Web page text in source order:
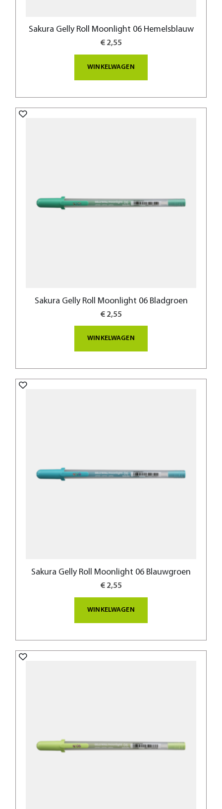
Sakura Gelly Roll Moonlight 06 Hemelsblauw
€ 2,55
WINKELWAGEN
Sakura Gelly Roll Moonlight 06 Bladgroen
€ 2,55
WINKELWAGEN
Sakura Gelly Roll Moonlight 06 Blauwgroen
€ 2,55
WINKELWAGEN